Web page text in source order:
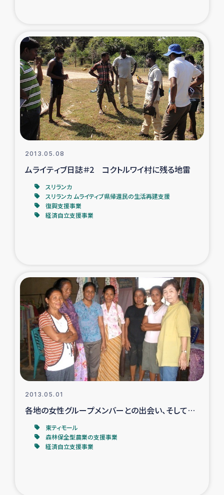
石巻市街地在宅被災者支援
復興応援隊の活動
仮設住宅生活支援・農業復興支援
漁業復興支援
経済自立支援事業
居場所づくり
ガザ地区での公園の緑化を通じた支援事業
ガザ地区における被災住民への緊急支援
ガザ地区酪農を通した女性グループの生計支援
ふりかけ普及と食生活改善による栄養改善事業
フェアトレード事業
緊急支援事業
女性の生計向上を通じた子どもの栄養改善事業
2013.05.08
ムライティブ日誌＃2 コクトルワイ村に残る地雷
スリランカ
スリランカ ムライティブ県帰還民の生活再建支援
復興支援事業
経済自立支援事業
2013.05.01
各地の女性グループメンバーとの出会い、そして…
東ティモール
森林保全型農業の支援事業
経済自立支援事業